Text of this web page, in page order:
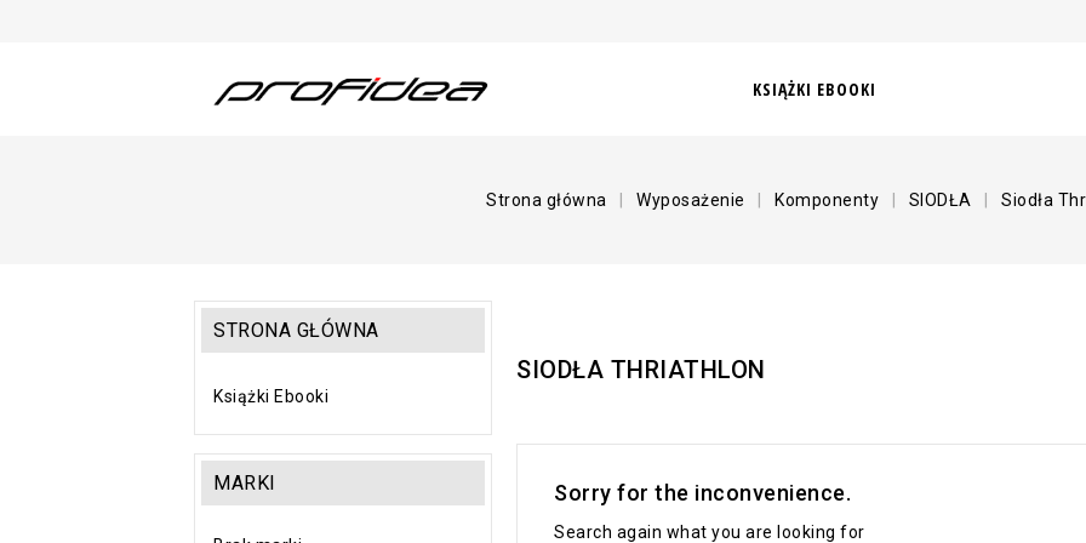
KSIĄŻKI EBOOKI
Strona główna Wyposażenie Komponenty SIODŁA Siodła
STRONA GŁÓWNA
Książki Ebooki
MARKI
SIODŁA THRIATHLON
Sorry for the inconvenience.
Search again what you are looking for